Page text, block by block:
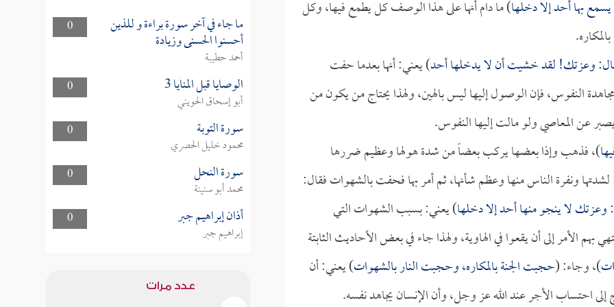
بها أحد إلا دخلها) ما دام أنها على هذا الوصف كل يطمع فيها، وكل
فقال: وعزتك! لقد خشيت أن لا يدخلها أحد) يعني: أنها بعدما حفت
النفوس، فإن الوصول إليها ليس بالهين، ولهذا يحتاج من يكون من
عن المعاصي ولو مالت إليها النفوس.
)، فذهب وإذا بعضها يركب بعضاً من شدة هولها وعظيم ضررها
ونفرة الناس منها وعظم شأنها، ثم أمر بها فحفت بالشهوات فقال:
وعزتك لا ينجو منها أحد إلا دخلها) يعني: بسبب الشهوات التي
الأمر إلى أن يقعوا في الهاوية، ولهذا جاء في بعض الأحاديث الثابتة
)، وجاء: (حجبت الجنة بالمكاره، وحجبت النار بالشهوات) يعني: أن
إلى احتساب الأجر عند الله عز وجل، وأن الإنسان يجاهد نفسه.
0 ما جاء في آخر سورة براءة و للذين
أحسنوا الحسنى وزيادة
أحمد حطيبة
0
الوصايا قبل المنايا 3
أبو إسحاق الحويني
0
سورة التوبة
محمود خليل الحصري
0
سورة النحل
محمد أبو سنينة
0
أذان إبراهيم جبر
إبراهيم جبر
عدد مرات